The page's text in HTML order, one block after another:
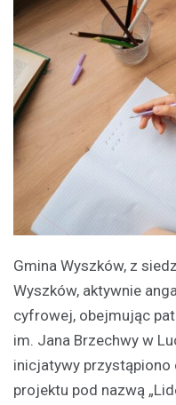
Gmina Wyszków, z
Wyszków, aktywnie
cyfrowej, obejmując
im. Jana Brzechwy w
inicjatywy
projektu pod nazwą